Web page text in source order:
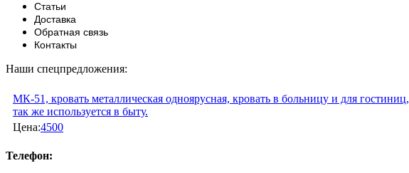
Статьи
Доставка
Обратная связь
Контакты
Наши спецпредложения:
МК-51, кровать металлическая одноярусная, кровать в больницу и для гостиниц,
так же используется в быту.
Цена:4500
Телефон: